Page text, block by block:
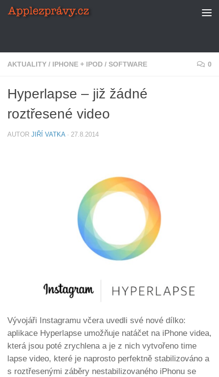
Skip to content
AKTUALITY / IPHONE + IPOD / SOFTWARE 0
Hyperlapse – již žádné
roztřesené video
AUTOR JIŘÍ VATKA · 27.8.2014
Vývojáři Instagramu včera uvedli své nové dílko:
aplikace Hyperlapse umožňuje natáčet na iPhone videa,
která jsou poté zrychlena a je z nich vytvořeno time
lapse video, které je naprosto perfektně stabilizováno a
s roztřesenými záběry nestabilizovaného iPhonu se